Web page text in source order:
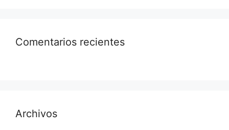
Comentarios recientes
Archivos